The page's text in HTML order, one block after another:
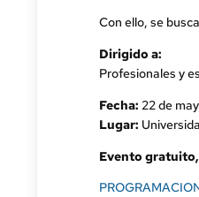
Con ello, se
Dirigido a:
Profesionales y
Fecha: 22 de
Lugar:
Evento